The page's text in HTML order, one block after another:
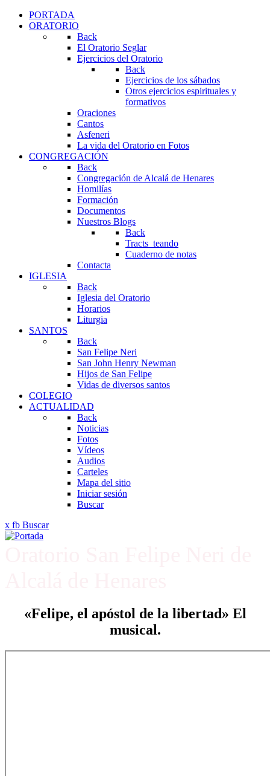
PORTADA
ORATORIO
Back
El Oratorio Seglar
Ejercicios del Oratorio
Back
Ejercicios de los sábados
Otros ejercicios espirituales y
formativos
Oraciones
Cantos
Asfeneri
La vida del Oratorio en Fotos
CONGREGACIÓN
Back
Congregación de Alcalá de Henares
Homilías
Formación
Documentos
Nuestros Blogs
Back
Tracts_teando
Cuaderno de notas
Contacta
IGLESIA
Back
Iglesia del Oratorio
Horarios
Liturgia
SANTOS
Back
San Felipe Neri
San John Henry Newman
Hijos de San Felipe
Vidas de diversos santos
COLEGIO
ACTUALIDAD
Back
Noticias
Fotos
Vídeos
Audios
Carteles
Mapa del sitio
Iniciar sesión
Buscar
x fb Buscar
«Felipe, el apóstol de la libertad» El
musical.